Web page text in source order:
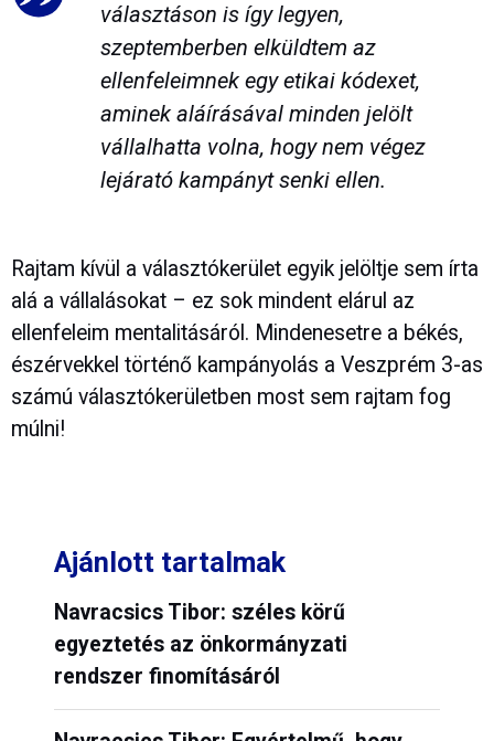
választáson is így legyen,
szeptemberben elküldtem az
ellenfeleimnek egy etikai kódexet,
aminek aláírásával minden jelölt
vállalhatta volna, hogy nem végez
lejárató kampányt senki ellen.
Rajtam kívül a választókerület egyik jelöltje sem írta
alá a vállalásokat – ez sok mindent elárul az
ellenfeleim mentalitásáról. Mindenesetre a békés,
észérvekkel történő kampányolás a Veszprém 3-as
számú választókerületben most sem rajtam fog
múlni!
Ajánlott tartalmak
Navracsics Tibor: széles körű
egyeztetés az önkormányzati
rendszer finomításáról